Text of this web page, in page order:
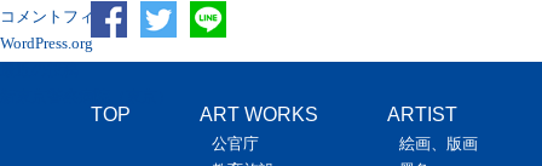
コメントフィード
WordPress.org
TOP ART WORKS
公官庁
ARTIST
絵画、版画